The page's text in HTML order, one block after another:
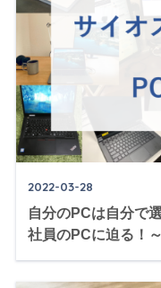
2022-03-28
自分のPCは自分で
社員のPCに迫る！～